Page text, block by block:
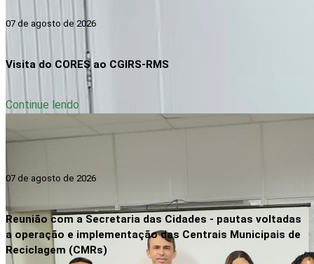
07 de agosto de 2026
Visita do CORES ao CGIRS-RMS
Continue lendo
07 de agosto de 2026
Reunião com a Secretaria das Cidades - pautas voltadas
a operação e implementação das Centrais Municipais de
Reciclagem (CMRs)